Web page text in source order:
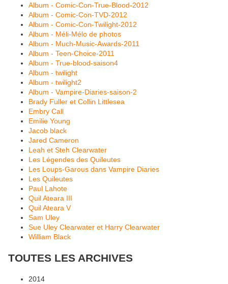
Album - Comic-Con-True-Blood-2012
Album - Comic-Con-TVD-2012
Album - Comic-Con-Twilight-2012
Album - Méli-Mélo de photos
Album - Much-Music-Awards-2011
Album - Teen-Choice-2011
Album - True-blood-saison4
Album - twilight
Album - twilight2
Album - Vampire-Diaries-saison-2
Brady Fuller et Collin Littlesea
Embry Call
Emilie Young
Jacob black
Jared Cameron
Leah et Steh Clearwater
Les Légendes des Quileutes
Les Loups-Garous dans Vampire Diaries
Les Quileutes
Paul Lahote
Quil Ateara III
Quil Ateara V
Sam Uley
Sue Uley Clearwater et Harry Clearwater
William Black
TOUTES LES ARCHIVES
2014